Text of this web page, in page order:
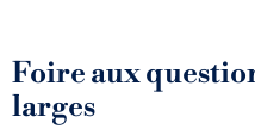
Foire aux
larges